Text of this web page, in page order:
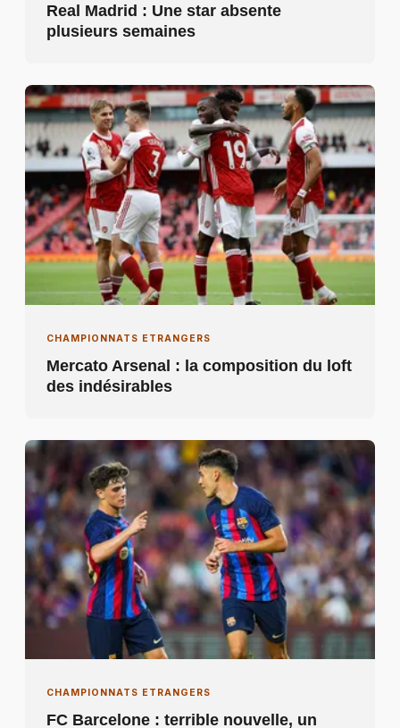
Real Madrid : Une star absente
plusieurs semaines
CHAMPIONNATS ETRANGERS
Mercato Arsenal : la composition du loft
des indésirables
CHAMPIONNATS ETRANGERS
FC Barcelone : terrible nouvelle, un